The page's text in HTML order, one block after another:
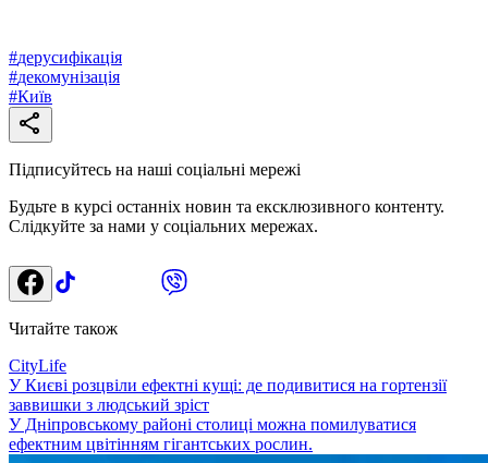
#дерусифікація
#декомунізація
#Київ
Підписуйтесь на наші соціальні мережі
Будьте в курсі останніх новин та ексклюзивного контенту.
Слідкуйте за нами у соціальних мережах.
Читайте також
CityLife
У Києві розцвіли ефектні кущі: де подивитися на гортензії
заввишки з людський зріст
У Дніпровському районі столиці можна помилуватися
ефектним цвітінням гігантських рослин.